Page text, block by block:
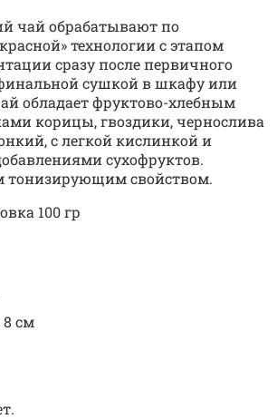
чай обрабатывают по
технологии с этапом
сразу после первичного
сушкой в шкафу или
обладает фруктово-хлебным
корицы, гвоздики, чернослива
с легкой кислинкой и
сухофруктов.
тонизирующим свойством.
100 гр
8 см